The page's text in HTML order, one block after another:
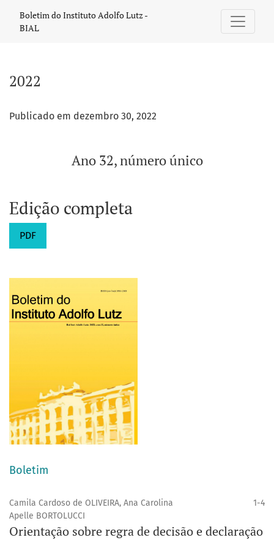
Boletim do Instituto Adolfo Lutz -
BIAL
2022
Publicado em dezembro 30, 2022
Ano 32, número único
Edição completa
PDF
Boletim
Camila Cardoso de OLIVEIRA, Ana Carolina
Apelle BORTOLUCCI
1-4
Orientação sobre regra de decisão e declaração